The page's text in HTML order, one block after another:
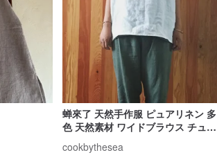
蝉來了 天然手作服 ピュアリネン 多
色 天然素材 ワイドブラウス チュニ
ック
cookbythesea